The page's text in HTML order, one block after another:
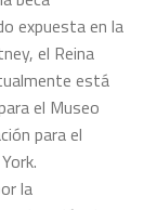
expuesta en la
el Reina
está
el Museo
para el
la